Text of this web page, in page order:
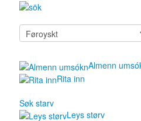
Almenn
Rita inn
Søk starv
Leys størv